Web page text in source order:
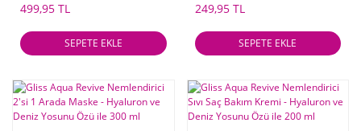
499,95 TL
SEPETE EKLE
249,95 TL
SEPETE EKLE